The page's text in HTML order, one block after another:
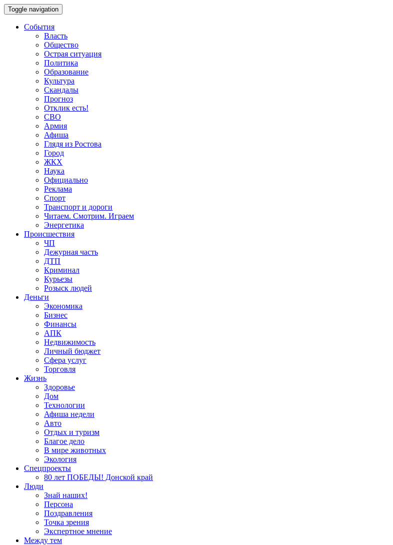
Toggle navigation
События
Власть
Общество
Острая ситуация
Политика
Образование
Культура
Скандалы
Прогноз
Отклик есть!
СВО
Армия
Афиша
Глядя из Ростова
Город
ЖКХ
Наука
Официально
Реклама
Спорт
Транспорт и дороги
Читаем. Смотрим. Играем
Энергетика
Происшествия
ЧП
Дежурная часть
ДТП
Криминал
Курьезы
Розыск людей
Деньги
Экономика
Бизнес
Финансы
АПК
Недвижимость
Личный бюджет
Сфера услуг
Торговля
Жизнь
Здоровье
Дом
Технологии
Афиша недели
Авто
Отдых и туризм
Благое дело
В мире животных
Экология
Спецпроекты
80 лет ПОБЕДЫ! Донской край
Люди
Знай наших!
Персона
Поздравления
Точка зрения
Экспертное мнение
Между тем